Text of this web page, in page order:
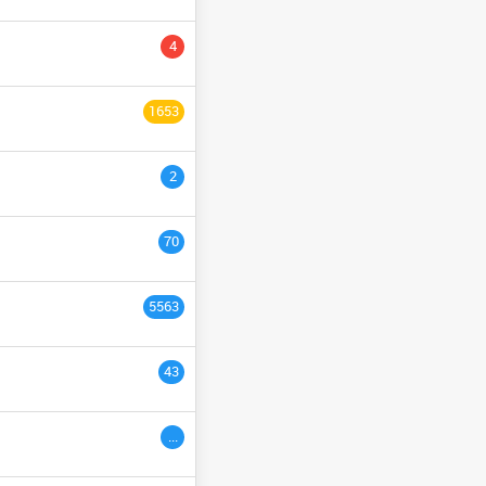
4
1653
السنة
السنة
2
70
5563
43
...
السنة الثانية
années